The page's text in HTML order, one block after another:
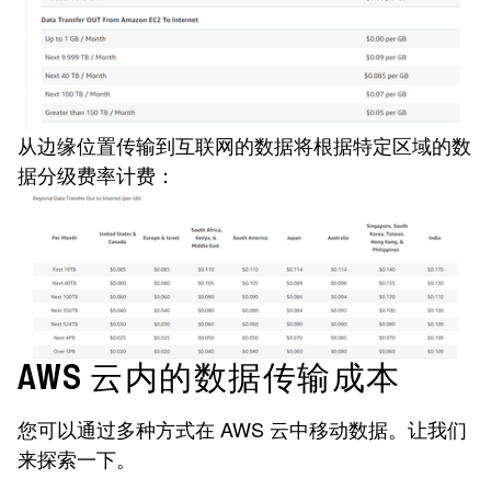
从边缘位置传输到互联网的数据将根据特定区域的数
据分级费率计费：
AWS 云内的数据传输成本
您可以通过多种方式在 AWS 云中移动数据。让我们
来探索一下。